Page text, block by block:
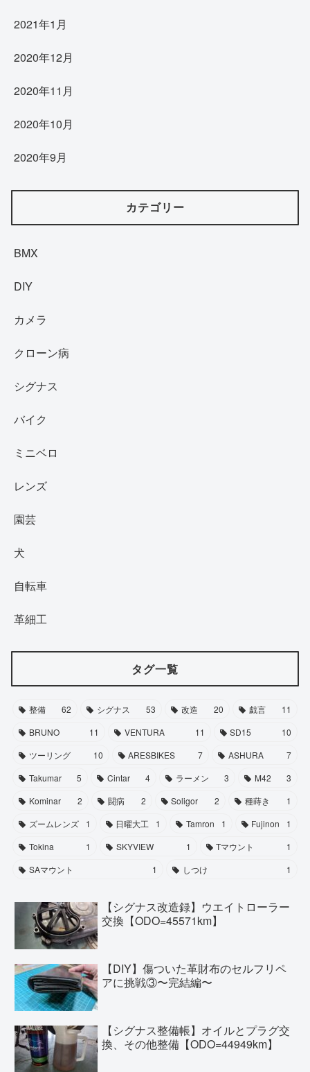
2021年1月
2020年12月
2020年11月
2020年10月
2020年9月
カテゴリー
BMX
DIY
カメラ
クローン病
シグナス
バイク
ミニベロ
レンズ
園芸
犬
自転車
革細工
タグ一覧
整備 62 シグナス 53 改造 20 戯言
11
BRUNO
11 VENTURA 11 SD15
10
ツーリング
10 ARESBIKES 7 ASHURA
7
Takumar
5 Cintar 4 ラーメン 3 M42
3
Kominar
2 闘病 2 Soligor 2 種蒔き
1
ズームレンズ
1 日曜大工 1 Tamron 1 Fujinon
1
Tokina
1 SKYVIEW 1 Tマウント
1
SAマウント
1 しつけ 1
【シグナス改造録】ウエイトローラー
交換【ODO=45571km】
【DIY】傷ついた革財布のセルフリペ
アに挑戦③〜完結編〜
【シグナス整備帳】オイルとプラグ交
換、その他整備【ODO=44949km】